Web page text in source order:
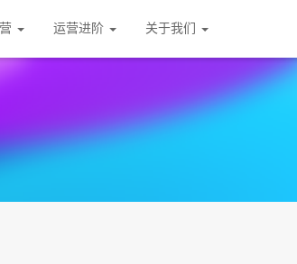
运营进阶 关于我们